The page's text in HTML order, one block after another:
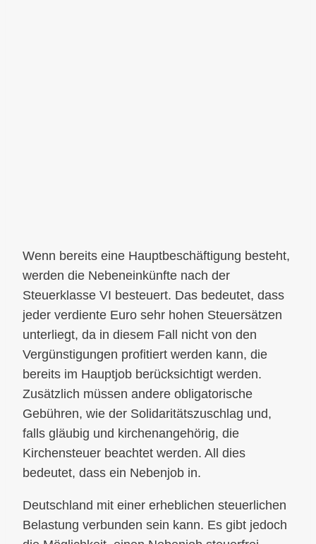
Wenn bereits eine Hauptbeschäftigung besteht,
werden die Nebeneinkünfte nach der
Steuerklasse VI besteuert. Das bedeutet, dass
jeder verdiente Euro sehr hohen Steuersätzen
unterliegt, da in diesem Fall nicht von den
Vergünstigungen profitiert werden kann, die
bereits im Hauptjob berücksichtigt werden.
Zusätzlich müssen andere obligatorische
Gebühren, wie der Solidaritätszuschlag und,
falls gläubig und kirchenangehörig, die
Kirchensteuer beachtet werden. All dies
bedeutet, dass ein Nebenjob in.
Deutschland mit einer erheblichen steuerlichen
Belastung verbunden sein kann. Es gibt jedoch